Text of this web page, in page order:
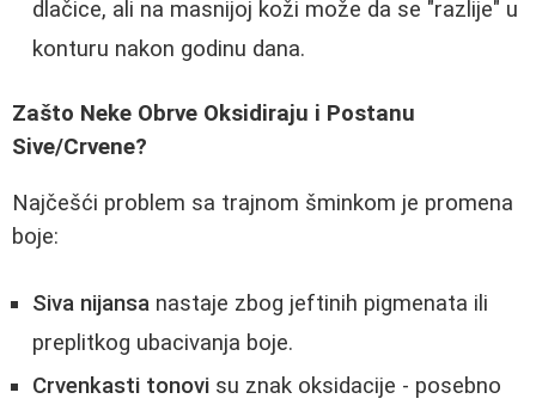
dlačice, ali na masnijoj koži može da se "razlije" u
konturu nakon godinu dana.
Zašto Neke Obrve Oksidiraju i Postanu
Sive/Crvene?
Najčešći problem sa trajnom šminkom je promena
boje:
Siva nijansa nastaje zbog jeftinih pigmenata ili
preplitkog ubacivanja boje.
Crvenkasti tonovi su znak oksidacije - posebno